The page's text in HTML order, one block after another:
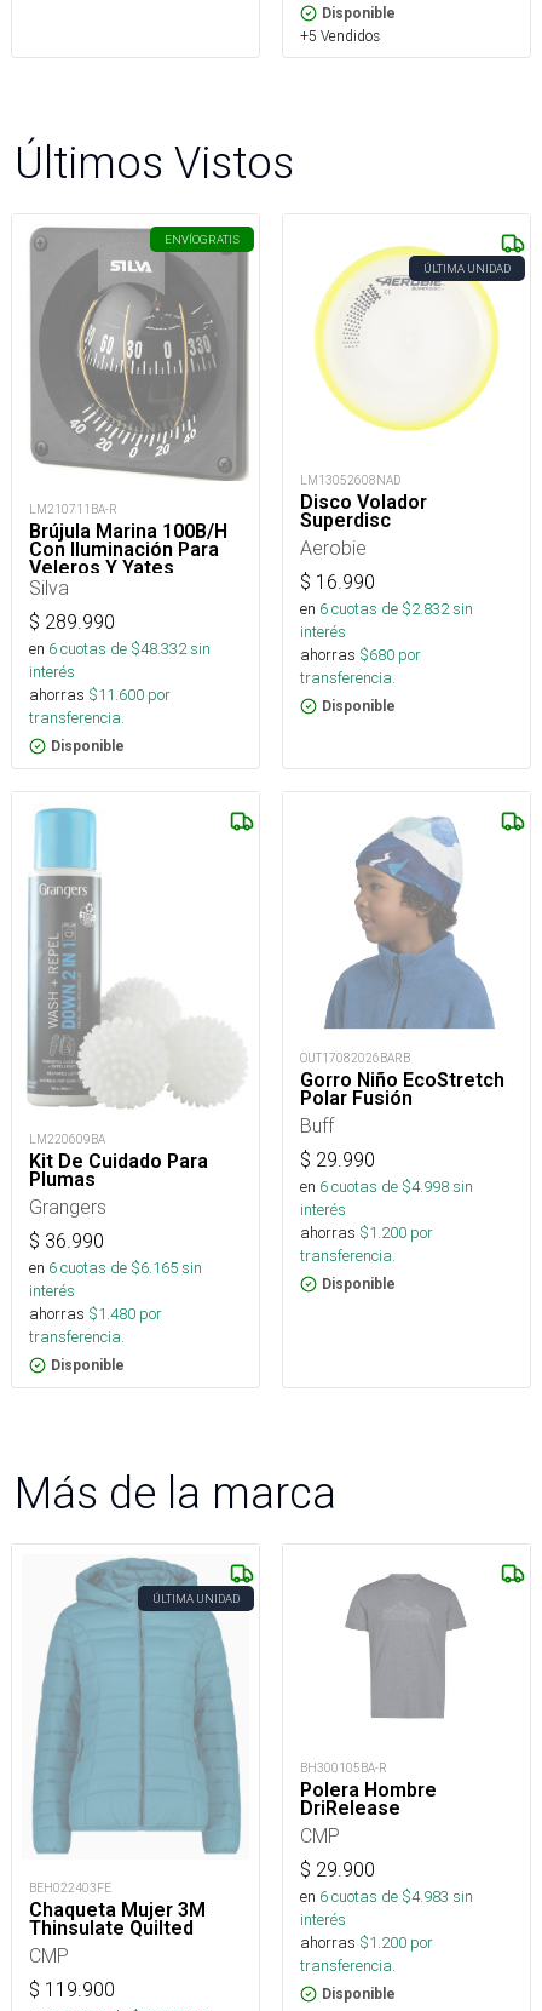
Disponible
+5 Vendidos
Últimos Vistos
ENVÍOGRATIS
LM210711BA-R
Brújula Marina 100B/H
Con Iluminación Para
Veleros Y Yates
Silva
$ 289.990
en 6cuotas de $48.332sin
interés
ahorras $11.600 por
transferencia.
Disponible
ÚLTIMA UNIDAD
LM13052608NAD
Disco Volador
Superdisc
Aerobie
$ 16.990
en 6cuotas de $2.832sin
interés
ahorras $680 por
transferencia.
Disponible
LM220609BA
Kit De Cuidado Para
Plumas
Grangers
$ 36.990
en 6cuotas de $6.165sin
interés
ahorras $1.480 por
transferencia.
Disponible
OUT17082026BARB
Gorro Niño EcoStretch
Polar Fusión
Buff
$ 29.990
en 6cuotas de $4.998sin
interés
ahorras $1.200 por
transferencia.
Disponible
Más de la marca
ÚLTIMA UNIDAD
BEH022403FE
Chaqueta Mujer 3M
Thinsulate Quilted
CMP
$ 119.900
BH300105BA-R
Polera Hombre
DriRelease
CMP
$ 29.900
en 6cuotas de $4.983 sin
interés
ahorras $1.200 por
transferencia.
Disponible